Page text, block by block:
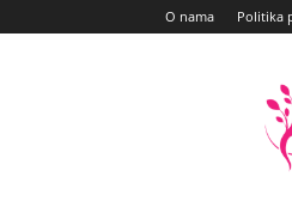
O nama Politika